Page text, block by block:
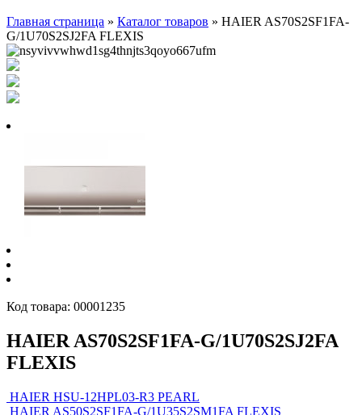
Главная страница » Каталог товаров » HAIER AS70S2SF1FA-
G/1U70S2SJ2FA FLEXIS
Код товара: 00001235
HAIER AS70S2SF1FA-G/1U70S2SJ2FA
FLEXIS
HAIER HSU-12HPL03-R3 PEARL
HAIER AS50S2SF1FA-G/1U35S2SM1FA FLEXIS